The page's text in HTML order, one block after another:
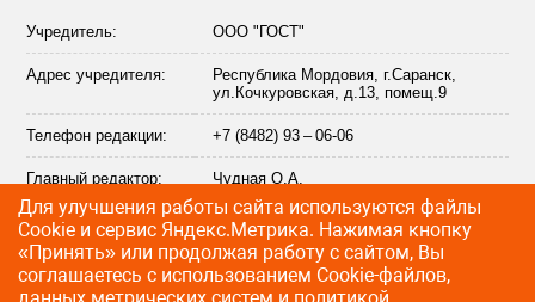
Учредитель: ООО "ГОСТ"
Адрес учредителя:
Республика Мордовия, г.Саранск,
ул.Кочкуровская, д.13, помещ.9
Телефон редакции: +7 (8482) 93 – 06-06
Главный редактор: Чудная О.А.
Адрес электронной
почты редакции:
info@citytraffic.ru
Для улучшения работы сайта используются файлы
Сookie и сервис Яндекс.Метрика. Нажимая кнопку
«Принять» или продолжая работу с сайтом, Вы
соглашаетесь с использованием Cookie-файлов,